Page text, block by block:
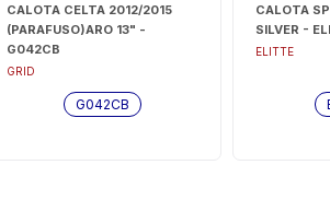
CALOTA CELTA 2012/2015
(PARAFUSO)ARO 13" -
G042CB
GRID
G042CB
CALOTA
SILVER -
ELITTE